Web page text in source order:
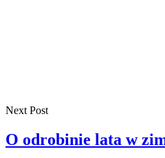
Next Post
O odrobinie lata w